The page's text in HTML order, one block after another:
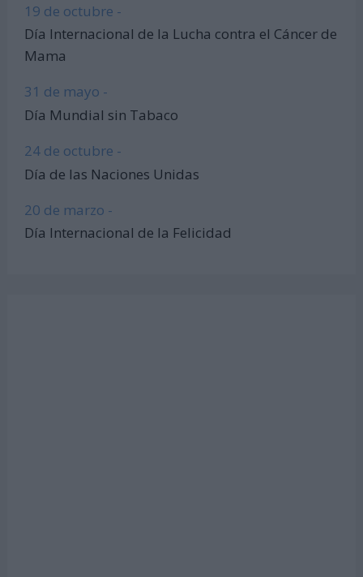
19 de octubre -
Día Internacional de la Lucha contra el Cáncer de
Mama
31 de mayo -
Día Mundial sin Tabaco
24 de octubre -
Día de las Naciones Unidas
20 de marzo -
Día Internacional de la Felicidad